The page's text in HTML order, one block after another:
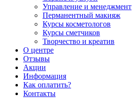
Управление и менеджмент
Перманентный макияж
Курсы косметологов
Курсы сметчиков
Творчество и креатив
О центре
Отзывы
Акции
Информация
Как оплатить?
Контакты